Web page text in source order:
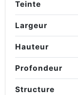
Teinte
Largeur
Hauteur
Profondeur
Structure